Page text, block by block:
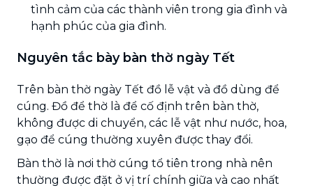
tình cảm của các thành viên trong gia đình và
hạnh phúc của gia đình.
Nguyên tắc bày bàn thờ ngày Tết
Trên bàn thờ ngày Tết đồ lễ vật và đồ dùng để
cúng. Đồ để thờ là để cố định trên bàn thờ,
không được di chuyển, các lễ vật như nước, hoa,
gạo để cúng thường xuyên được thay đổi.
Bàn thờ là nơi thờ cúng tổ tiên trong nhà nên
thường được đặt ở vị trí chính giữa và cao nhất